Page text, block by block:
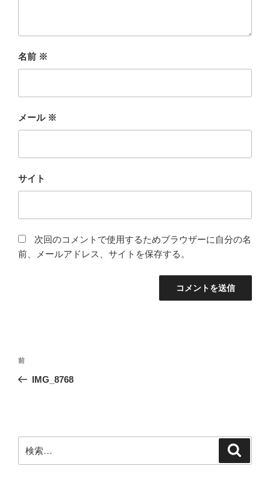
名前 ※
メール ※
サイト
次回のコメントで使用するためブラウザーに自分の名
前、メールアドレス、サイトを保存する。
投
ナ
ー
シ
前
の
前
IMG_8768
索: